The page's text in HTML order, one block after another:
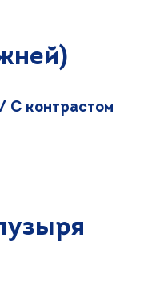
С контрастом